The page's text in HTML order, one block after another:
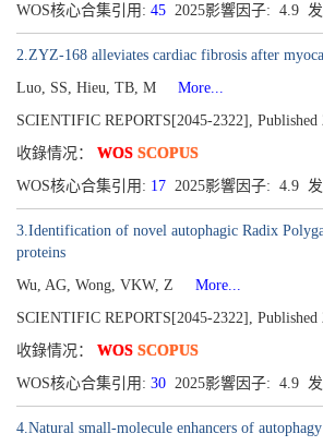
WOS核心合集引用: 45 2025影響因子: 4.9
2.ZYZ-168 alleviates cardiac fibrosis after
Luo, SS, Hieu, TB, M
More...
SCIENTIFIC REPORTS[2045-2322], Published
收錄情况： WOS SCOPUS
WOS核心合集引用: 17 2025影響因子: 4.9
3.Identification of novel autophagic Radix
proteins
Wu, AG, Wong, VKW, Z
More...
SCIENTIFIC REPORTS[2045-2322], Published
收錄情况： WOS SCOPUS
WOS核心合集引用: 30 2025影響因子: 4.9
4.Natural small-molecule enhancers of